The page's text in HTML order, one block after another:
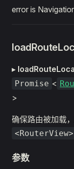
error is
▸
Promise <
>
确保路由被加载
<RouterView>
参数